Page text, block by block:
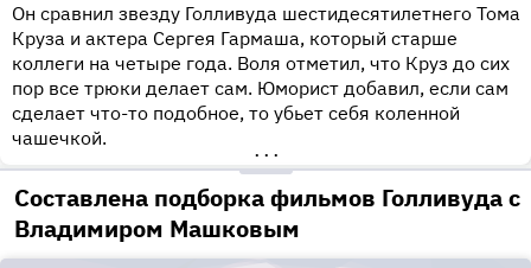
Он сравнил звезду Голливуда шестидесятилетнего Тома
Круза и актера Сергея Гармаша, который старше
коллеги на четыре года. Воля отметил, что Круз до сих
пор все трюки делает сам. Юморист добавил, если сам
сделает что-то подобное, то убьет себя коленной
чашечкой.
•••
Составлена подборка фильмов Голливуда с
Владимиром Машковым